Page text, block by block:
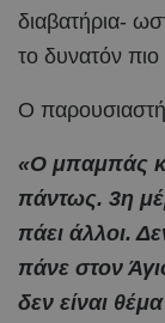
διαβατήρια-
το δυνατόν
Ο
«Ο μπαμπάς
πάντως. 3η
πάει άλλοι.
πάνε στον
δεν είναι